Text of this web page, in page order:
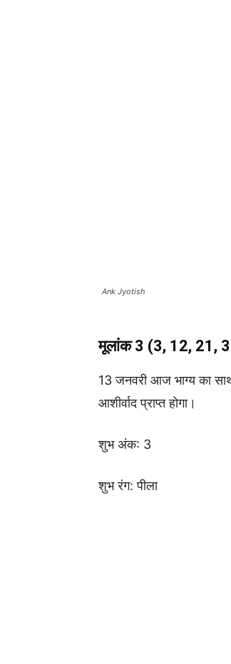
Ank Jyotish
मूलांक 3 (3, 12, 21,
13 जनवरी आज भाग्य का साथ
आशीर्वाद प्राप्त होगा।
शुभ अंक: 3
शुभ रंग: पीला